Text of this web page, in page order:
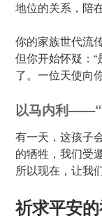
地位的关系，陪
你的家族世代流
但你开始怀疑：“
了。一位天使向
以马内利——“
有一天，这孩子
的牺牲，我们受
所以现在，让我
祈求平安